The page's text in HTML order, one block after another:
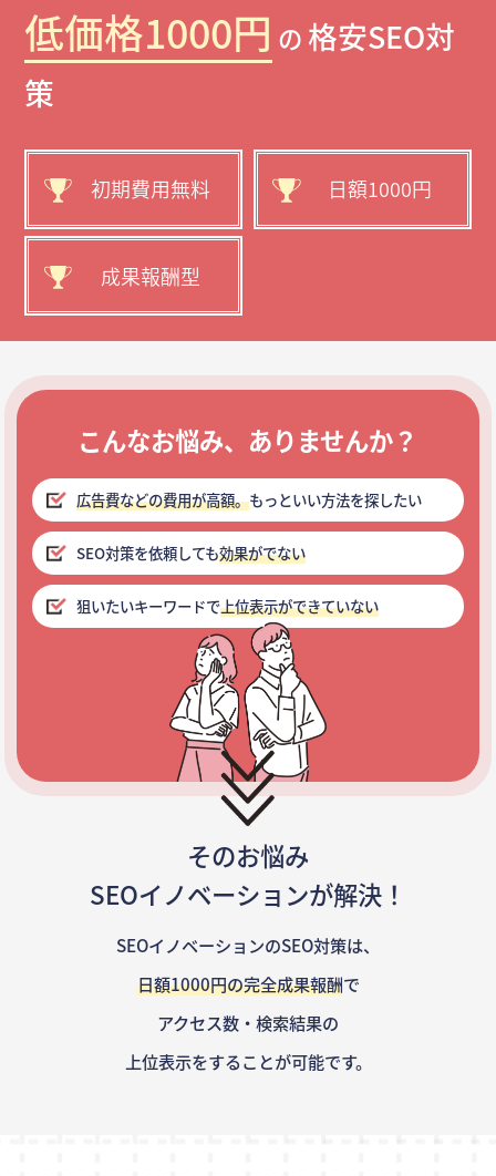
低価格1000円 の 格安SEO対
策
初期費用無料 日額1000円
成果報酬型
こんなお悩み、ありませんか？
広告費などの費用が高額。もっといい方法を探したい
SEO対策を依頼しても効果がでない
狙いたいキーワードで上位表示ができていない
そのお悩み
SEOイノベーションが解決！
SEOイノベーションのSEO対策は、
日額1000円の完全成果報酬で
アクセス数・検索結果の
上位表示をすることが可能です。